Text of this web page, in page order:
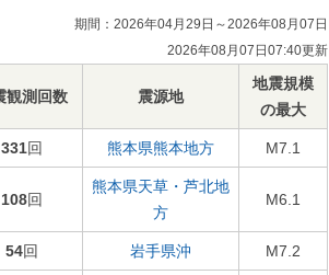
期間：2026年04月29日～2026年08月07日
2026年08月07日07:40更新
観測回数 震源地
地震規模
の最大
331回 熊本県熊本地方 M7.1
108回
熊本県天草・芦北地
方
M6.1
54回 岩手県沖 M7.2